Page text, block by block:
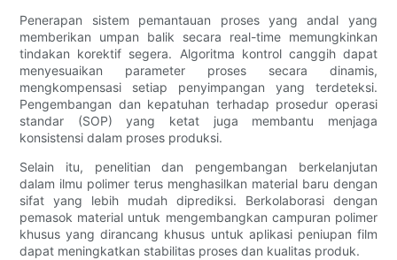
Penerapan sistem pemantauan proses yang andal yang
memberikan umpan balik secara real-time memungkinkan
tindakan korektif segera. Algoritma kontrol canggih dapat
menyesuaikan parameter proses secara dinamis,
mengkompensasi setiap penyimpangan yang terdeteksi.
Pengembangan dan kepatuhan terhadap prosedur operasi
standar (SOP) yang ketat juga membantu menjaga
konsistensi dalam proses produksi.
Selain itu, penelitian dan pengembangan berkelanjutan
dalam ilmu polimer terus menghasilkan material baru dengan
sifat yang lebih mudah diprediksi. Berkolaborasi dengan
pemasok material untuk mengembangkan campuran polimer
khusus yang dirancang khusus untuk aplikasi peniupan film
dapat meningkatkan stabilitas proses dan kualitas produk.